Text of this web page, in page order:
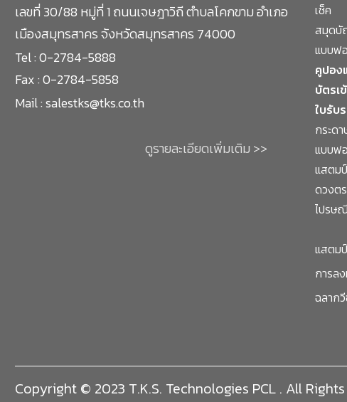
เลขที่ 30/88 หมู่ที่ 1 ถนนเจษฎาวิถี ตำบลโคกขามอำเภอ
เมืองสมุทรสาคร จังหวัดสมุทรสาคร 74000
Tel : 0-2784-5888
Fax : 0-2784-5858
Mail :salestks@tks.co.th
ดูรายละเอียดเพิ่มเติม >>
เช็ค
สมุด
แบบฟ
คูปอง
บัตรเ
ใบรับ
กระด
แบบฟ
แสตม
ดวงต
ไปรษ
แสตม
การล
ฉลาก
Copyright © 2023 T.K.S. Technologies PCL . All